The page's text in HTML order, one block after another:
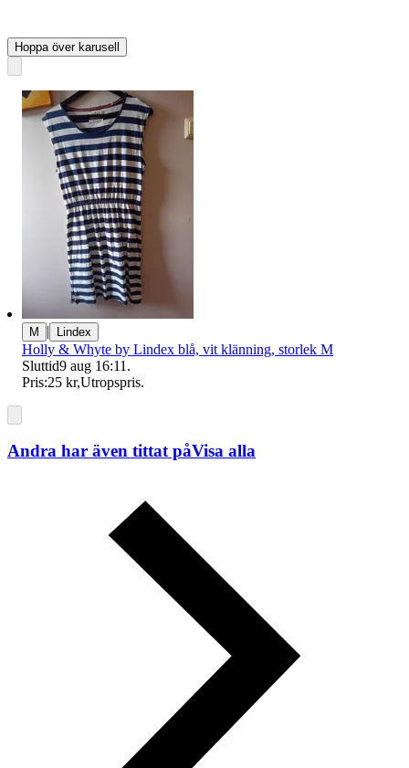
Hoppa över karusell
M | Lindex
Holly & Whyte by Lindex blå, vit klänning, storlek M
Sluttid9 aug 16:11 .
Pris:25 kr,Utropspris.
Andra har även tittat påVisa alla